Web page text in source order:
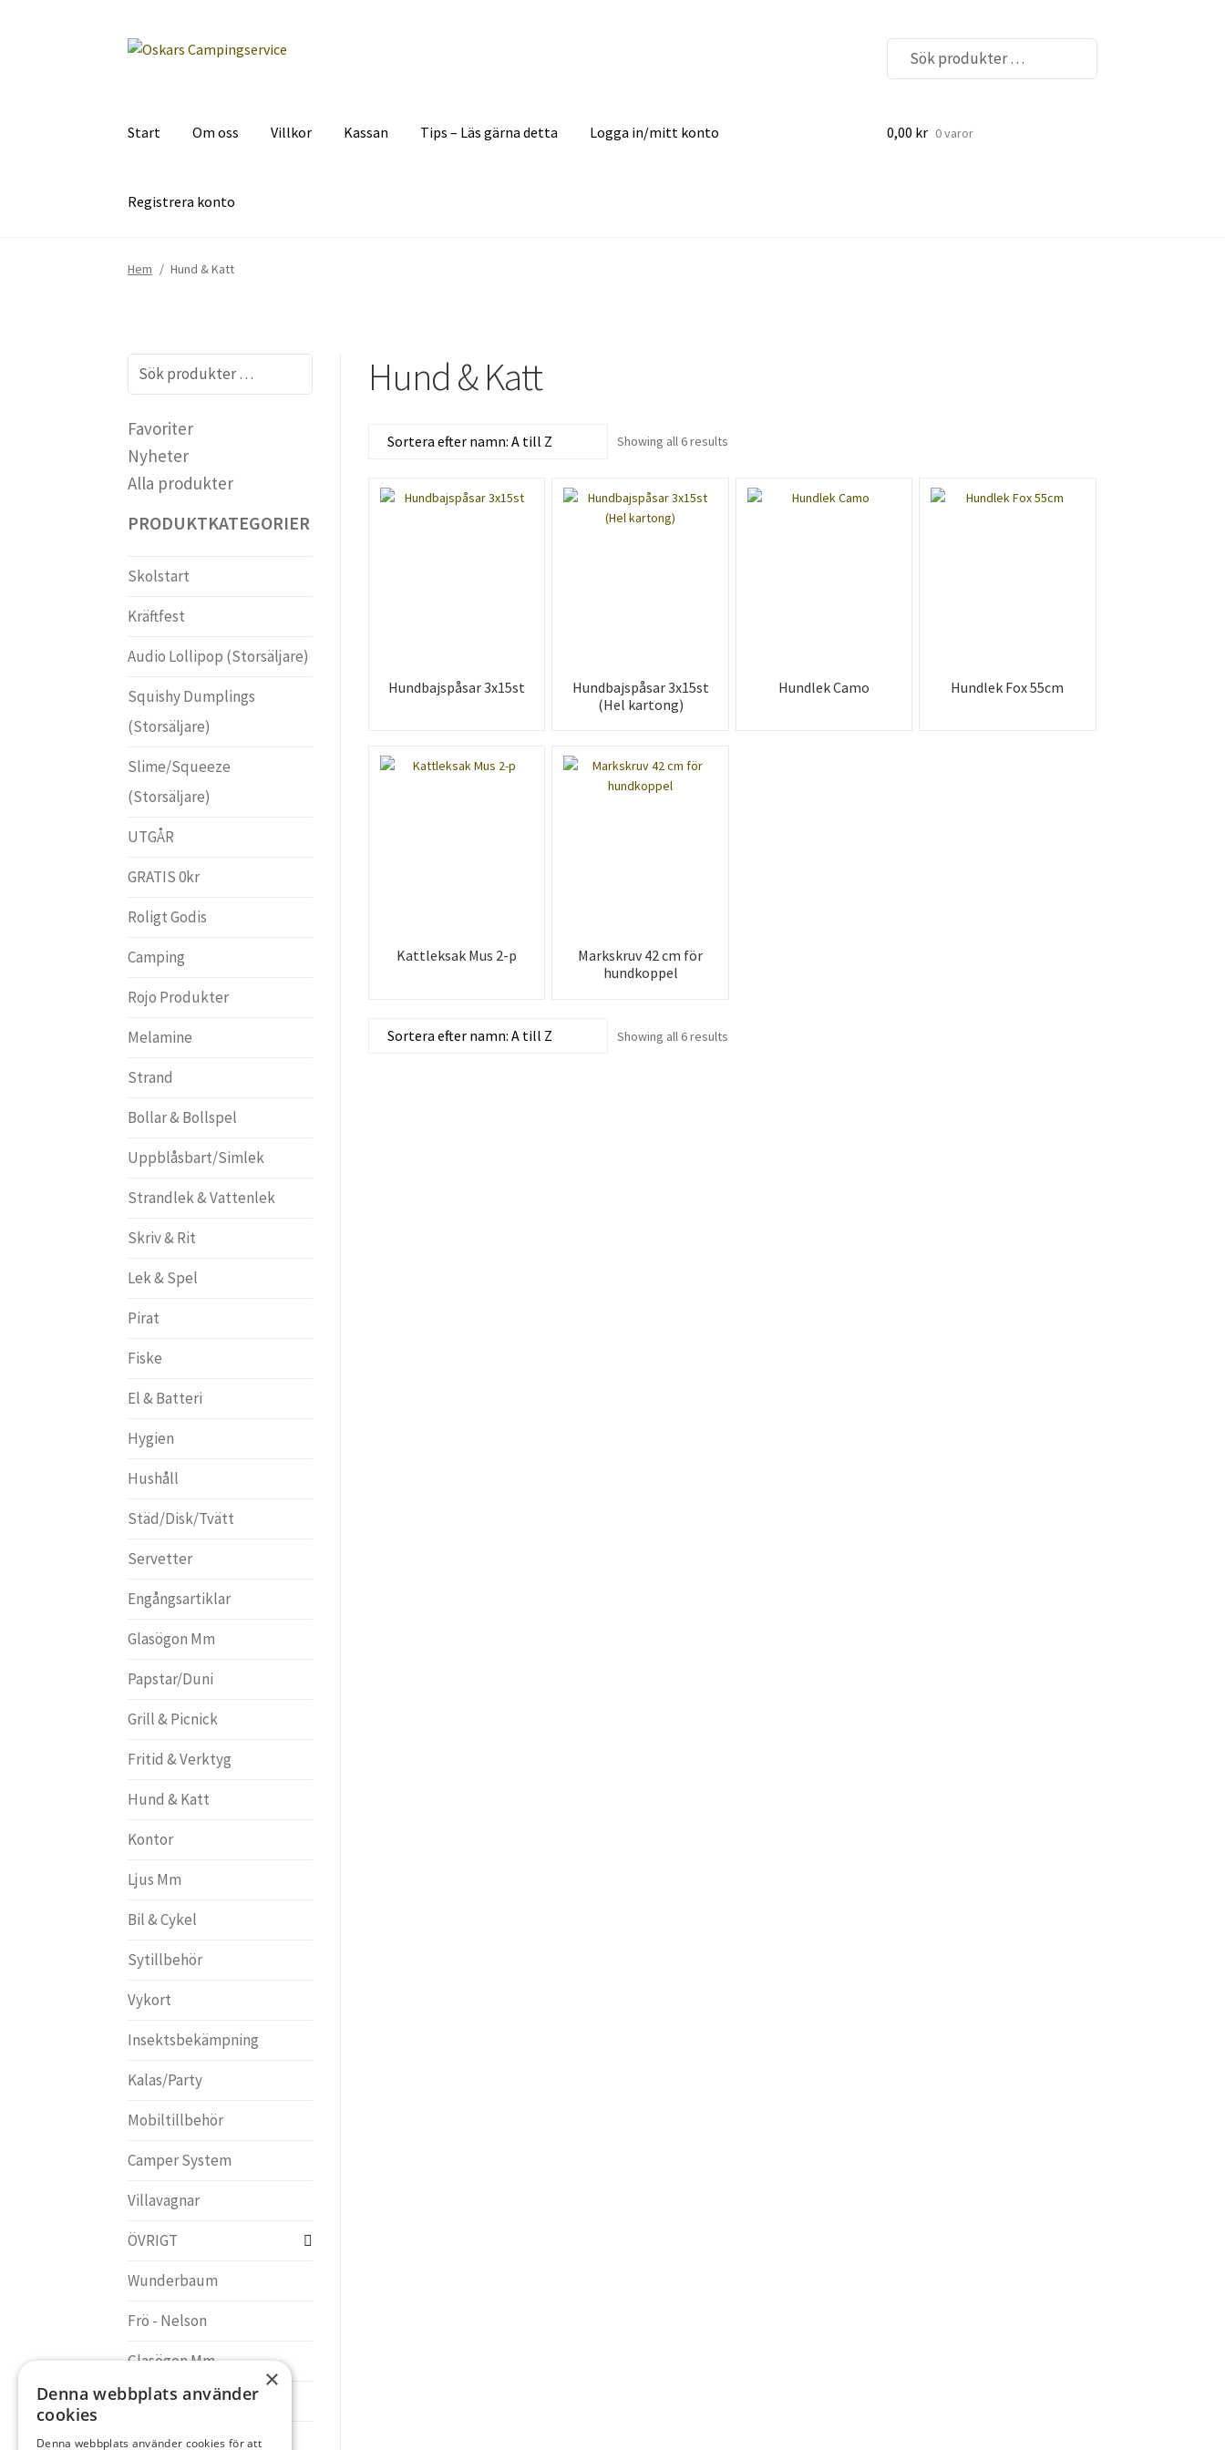
Hoppa
Hoppa
efter:
Start Om oss Villkor Kassan Tips – Läs gärna detta Logga in/mitt konto
Registrera konto
0,00 kr 0 varor
Hem / Hund & Katt
Hund & Katt
Showing all 6 results
Hundbajspåsar 3x15st
Hundbajspåsar 3x15st
(Hel kartong)
Hundlek Camo Hundlek Fox 55cm
Kattleksak Mus 2-p
Markskruv 42 cm för
hundkoppel
Showing all 6 results
efter:
Favoriter
Nyheter
Alla produkter
PRODUKTKATEGORIER
Skolstart
Kräftfest
Audio Lollipop (Storsäljare)
Squishy Dumplings
(Storsäljare)
Slime/Squeeze
(Storsäljare)
UTGÅR
GRATIS 0kr
Roligt Godis
Camping
Rojo Produkter
Melamine
Strand
Bollar & Bollspel
Uppblåsbart/Simlek
Strandlek & Vattenlek
Skriv & Rit
Lek & Spel
Pirat
Fiske
El & Batteri
Hygien
Hushåll
Städ/Disk/Tvätt
Servetter
Engångsartiklar
Glasögon Mm
Papstar/Duni
Grill & Picnick
Fritid & Verktyg
Hund & Katt
Kontor
Ljus Mm
Bil & Cykel
Sytillbehör
Vykort
Insektsbekämpning
Kalas/Party
Mobiltillbehör
Camper System
Villavagnar
ÖVRIGT
Wunderbaum
Frö - Nelson
Glasögon Mm
Souvernir-Present
Trädgård
×
Denna webbplats använder
cookies
Denna webbplats använder cookies för att